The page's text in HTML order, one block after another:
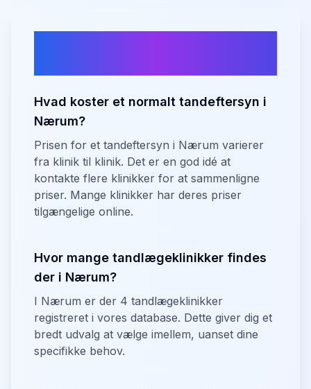
Hvad koster et normalt tandeftersyn i
Nærum?
Prisen for et tandeftersyn i Nærum varierer
fra klinik til klinik. Det er en god idé at
kontakte flere klinikker for at sammenligne
priser. Mange klinikker har deres priser
tilgængelige online.
Hvor mange tandlægeklinikker findes
der i Nærum?
I Nærum er der 4 tandlægeklinikker
registreret i vores database. Dette giver dig et
bredt udvalg at vælge imellem, uanset dine
specifikke behov.